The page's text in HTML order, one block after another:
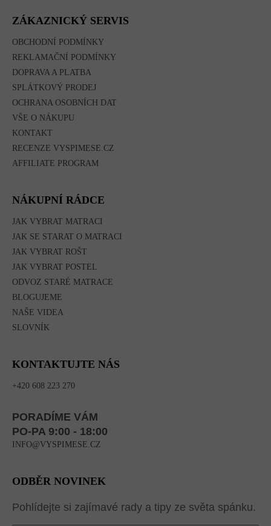
ZÁKAZNICKÝ SERVIS
OBCHODNÍ PODMÍNKY
REKLAMAČNÍ PODMÍNKY
DOPRAVA A PLATBA
SPLÁTKOVÝ PRODEJ
OCHRANA OSOBNÍCH DAT
VŠE O NÁKUPU
KONTAKT
RECENZE VYSPIMESE.CZ
AFFILIATE PROGRAM
NÁKUPNÍ RÁDCE
JAK VYBRAT MATRACI
JAK SE STARAT O MATRACI
JAK VYBRAT ROŠT
JAK VYBRAT POSTEL
ODVOZ STARÉ MATRACE
BLOGUJEME
NAŠE VIDEA
SLOVNÍK
KONTAKTUJTE NÁS
+420 608 223 270
PORADÍME VÁM
PO-PA 9:00 - 18:00
INFO@VYSPIMESE.CZ
ODBĚR NOVINEK
Pohlídejte si zajímavé rady a tipy ze světa spánku.